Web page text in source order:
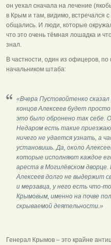
он уехал сначала на лечение
в Крым и там, видимо, встречался
общались. И люди, которые
что это очень тёмная лошадка и
знал.
В частности, один из офицеров,
начальником штаба:
«Вчера Пустовойтенко сказал
концов Алексеев будет
это было обронено так себе.
Недаром есть такие
ничего не удается узнать, а
установишь. Да, около
которые исполняют каждое
ареста в Могилёвском
Алексеев долго не выдержит
и мерзавца, у него есть что-
Крымовым, именно на почве
скрываемой деятельности.»
Генерал Крымов – это крайне